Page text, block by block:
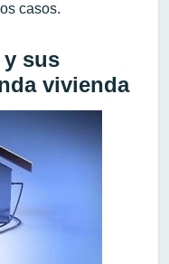
casos.
y sus
vivienda